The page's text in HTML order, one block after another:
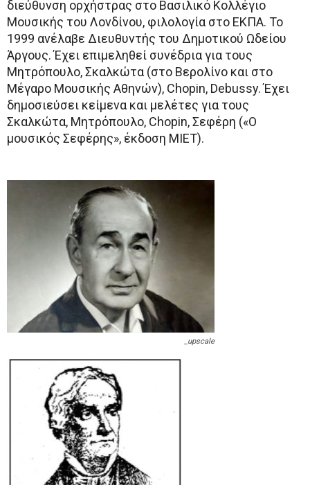
διεύθυνση ορχήστρας στο Βασιλικό Κολλέγιο
Μουσικής του Λονδίνου, φιλολογία στο ΕΚΠΑ. Το
1999 ανέλαβε Διευθυντής του Δημοτικού Ωδείου
Άργους. Έχει επιμεληθεί συνέδρια για τους
Μητρόπουλο, Σκαλκώτα (στο Βερολίνο και στο
Μέγαρο Μουσικής Αθηνών), Chopin, Debussy. Έχει
δημοσιεύσει κείμενα και μελέτες για τους
Σκαλκώτα, Μητρόπουλο, Chopin, Σεφέρη («Ο
μουσικός Σεφέρης», έκδοση ΜΙΕΤ).
_upscale